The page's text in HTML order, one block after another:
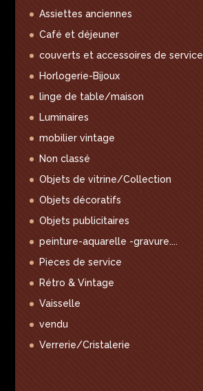
Assiettes anciennes
Café et déjeuner
couverts et accessoires de service
Horlogerie-Bijoux
linge de table/maison
Luminaires
mobilier vintage
Non classé
Objets de vitrine/Collection
Objets décoratifs
Objets publicitaires
peinture-aquarelle -gravure....
Pieces de service
Rétro & Vintage
Vaisselle
vendu
Verrerie/Cristalerie